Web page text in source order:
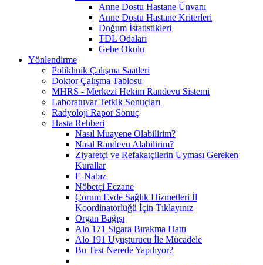
Anne Dostu Hastane Ünvanı
Anne Dostu Hastane Kriterleri
Doğum İstatistikleri
TDL Odaları
Gebe Okulu
Yönlendirme
Poliklinik Çalışma Saatleri
Doktor Çalışma Tablosu
MHRS - Merkezi Hekim Randevu Sistemi
Laboratuvar Tetkik Sonuçları
Radyoloji Rapor Sonuç
Hasta Rehberi
Nasıl Muayene Olabilirim?
Nasıl Randevu Alabilirim?
Ziyaretçi ve Refakatçilerin Uyması Gereken
Kurallar
E-Nabız
Nöbetçi Eczane
Çorum Evde Sağlık Hizmetleri İl
Koordinatörlüğü İçin Tıklayınız
Organ Bağışı
Alo 171 Sigara Bırakma Hattı
Alo 191 Uyuşturucu İle Mücadele
Bu Test Nerede Yapılıyor?